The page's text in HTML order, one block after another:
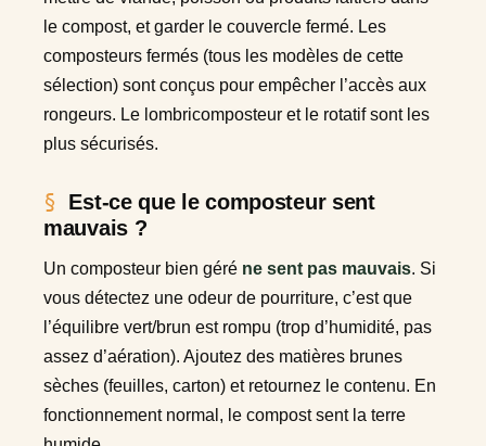
le compost, et garder le couvercle fermé. Les
composteurs fermés (tous les modèles de cette
sélection) sont conçus pour empêcher l’accès aux
rongeurs. Le lombricomposteur et le rotatif sont les
plus sécurisés.
Est-ce que le composteur sent
mauvais ?
Un composteur bien géré ne sent pas mauvais. Si
vous détectez une odeur de pourriture, c’est que
l’équilibre vert/brun est rompu (trop d’humidité, pas
assez d’aération). Ajoutez des matières brunes
sèches (feuilles, carton) et retournez le contenu. En
fonctionnement normal, le compost sent la terre